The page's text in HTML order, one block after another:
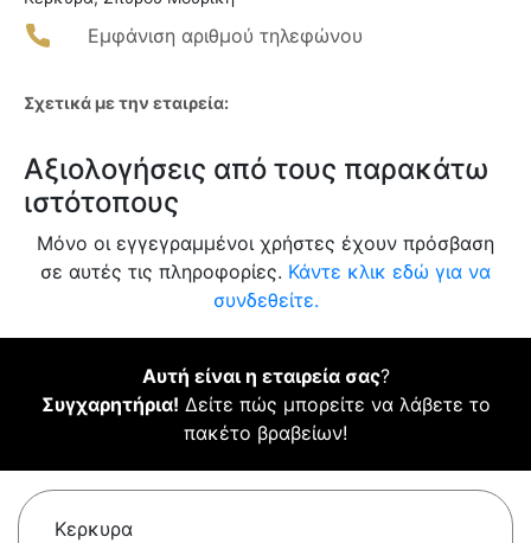
Εμφάνιση αριθμού τηλεφώνου
Σχετικά με την εταιρεία:
Αξιολογήσεις από τους παρακάτω
ιστότοπους
Μόνο οι εγγεγραμμένοι χρήστες έχουν πρόσβαση
σε αυτές τις πληροφορίες. Κάντε κλικ εδώ για να
συνδεθείτε.
Αυτή είναι η εταιρεία σας?
Συγχαρητήρια! Δείτε πώς μπορείτε να λάβετε το
πακέτο βραβείων!
Κερκυρα